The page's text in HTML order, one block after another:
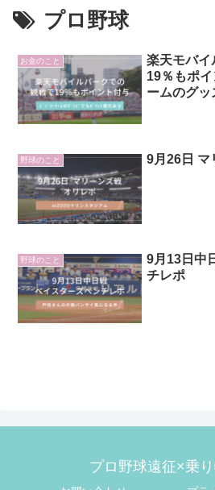
プロ野球
お金のこと
楽天モバイ
19％もポ
ームのグッ
野球のこと 9月26日 マ
野球のこと
9月13日中
チレポ
プロ野球遠征×乗